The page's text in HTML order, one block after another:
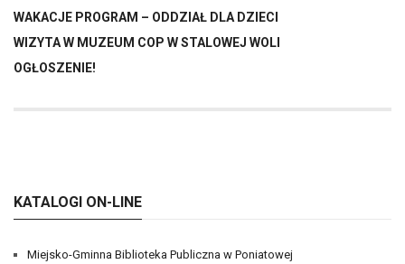
WAKACJE PROGRAM – ODDZIAŁ DLA DZIECI
WIZYTA W MUZEUM COP W STALOWEJ WOLI
OGŁOSZENIE!
KATALOGI ON-LINE
Miejsko-Gminna Biblioteka Publiczna w Poniatowej